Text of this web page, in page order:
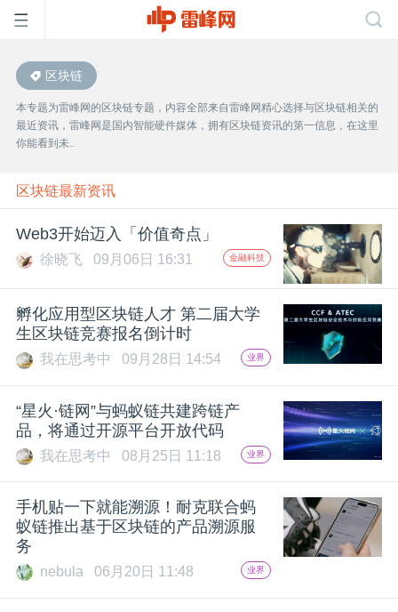
首
页
雷
峰
课
活
区块链
本专题为雷峰网的区块链专题，内容全部来自雷峰网精心选择与区块链相关的
最近资讯，雷峰网是国内智能硬件媒体，拥有区块链资讯的第一信息，在这里
你能看到未..
区块链最新资讯
Web3开始迈入「价值奇点」
徐晓飞 09月06日 16:31 金融科技
孵化应用型区块链人才 第二届大学
生区块链竞赛报名倒计时
我在思考中 09月28日 14:54 业界
“星火·链网”与蚂蚁链共建跨链产
品，将通过开源平台开放代码
我在思考中 08月25日 11:18 业界
手机贴一下就能溯源！耐克联合蚂
蚁链推出基于区块链的产品溯源服
务
nebula 06月20日 11:48 业界